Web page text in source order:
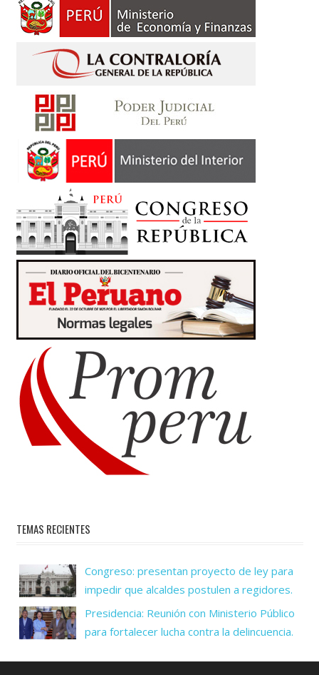
TEMAS RECIENTES
Congreso: presentan proyecto de ley para
impedir que alcaldes postulen a regidores.
Presidencia: Reunión con Ministerio Público
para fortalecer lucha contra la delincuencia.